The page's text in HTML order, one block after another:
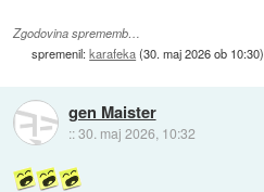
Zgodovina sprememb…
spremenil:karafeka(30. maj 2026 ob 10:30)
gen Maister
::30. maj 2026, 10:32